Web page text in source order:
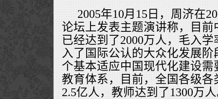
2005年10月15日，周济在
论坛上发表主题演讲称，目
已经达到了2000万人，毛入
入了国际公认的大众化发展
个基本适应中国现代化建设
教育体系，目前，全国各级
2.5亿人，教师达到了1300万